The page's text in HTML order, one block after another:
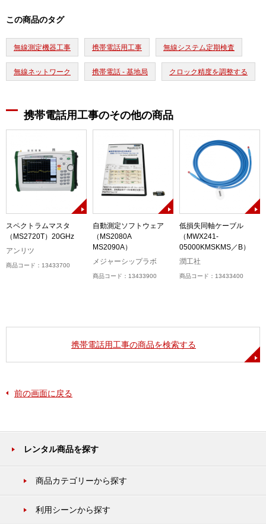
この商品のタグ
無線測定機器工事 携帯電話用工事 無線システム定期検査
無線ネットワーク 携帯電話 - 基地局 クロック精度を調整する
携帯電話用工事のその他の商品
スペクトラムマスタ
（MS2720T）20GHz
アンリツ
商品コード：13433700
自動測定ソフトウェア
（MS2080A
MS2090A）
メジャーシップラボ
商品コード：13433900
低損失同軸ケーブル
（MWX241-
05000KMSKMS／B）
潤工社
商品コード：13433400
携帯電話用工事の商品を検索する
前の画面に戻る
レンタル商品を探す
商品カテゴリーから探す
利用シーンから探す